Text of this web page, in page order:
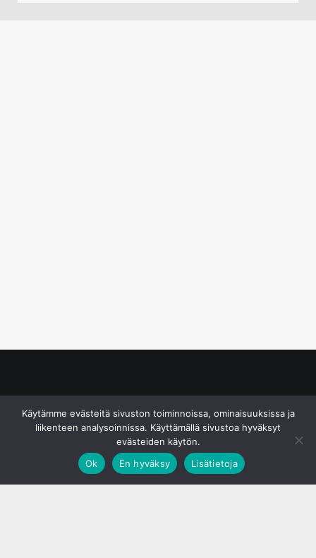
Käytämme evästeitä sivuston toiminnoissa, ominaisuuksissa ja
liikenteen analysoinnissa. Käyttämällä sivustoa hyväksyt
evästeiden käytön.
Ok
En hyväksy Lisätietoja